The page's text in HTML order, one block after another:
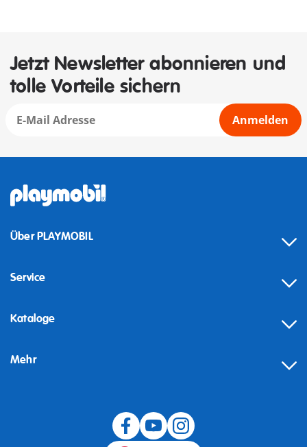
Jetzt Newsletter abonnieren und
tolle Vorteile sichern
Anmelden
Über PLAYMOBIL
Service
Kataloge
Mehr